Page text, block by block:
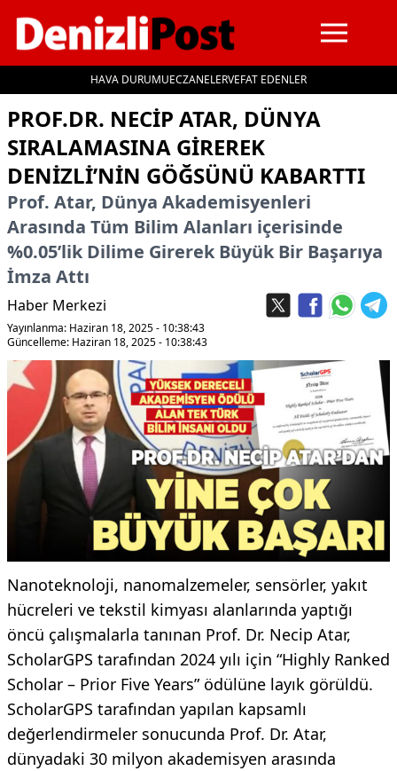
HAVA DURUMUECZANELERVEFAT EDENLER
PROF.DR. NECIP ATAR, DÜNYA
SIRALAMASINA GIREREK
DENIZLI’NIN GÖĞSÜNÜ KABARTTI
Prof. Atar, Dünya Akademisyenleri
Arasında Tüm Bilim Alanları içerisinde
%0.05’lik Dilime Girerek Büyük Bir Başarıya
İmza Attı
Haber Merkezi
Yayınlanma: Haziran 18, 2025 - 10:38:43
Güncelleme: Haziran 18, 2025 - 10:38:43
Nanoteknoloji, nanomalzemeler, sensörler, yakıt
hücreleri ve tekstil kimyası alanlarında yaptığı
öncü çalışmalarla tanınan Prof. Dr. Necip Atar,
ScholarGPS tarafından 2024 yılı için “Highly Ranked
Scholar – Prior Five Years” ödülüne layık görüldü.
ScholarGPS tarafından yapılan kapsamlı
değerlendirmeler sonucunda Prof. Dr. Atar,
dünyadaki 30 milyon akademisyen arasında